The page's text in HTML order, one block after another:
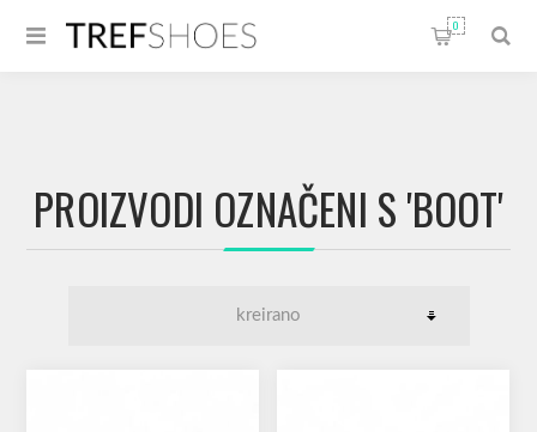
0
PROIZVODI OZNAČENI S 'BOOT'